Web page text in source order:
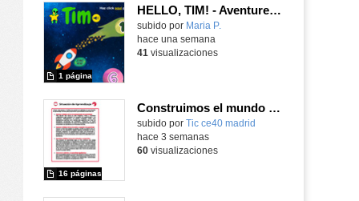
HELLO, TIM! - Aventureros digitales
Contenido educativo.
subido por Maria P.
1 página
hace una semana
41 visualizaciones
Construimos el mundo con LEGO
subido por Tic ce40 madrid
16 páginas
hace 3 semanas
60visualizaciones